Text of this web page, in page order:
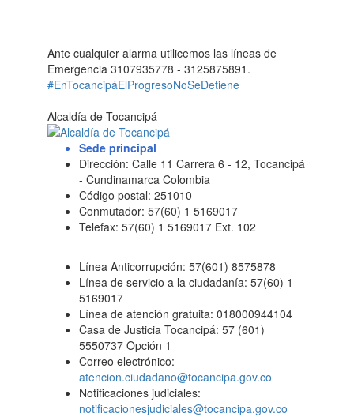
Ante cualquier alarma utilicemos las líneas de
Emergencia 3107935778 - 3125875891.
#EnTocancipáElProgresoNoSeDetiene
Alcaldía de Tocancipá
Sede principal
Dirección: Calle 11 Carrera 6 - 12, Tocancipá
- Cundinamarca Colombia
Código postal: 251010
Conmutador: 57(60) 1 5169017
Telefax: 57(60) 1 5169017 Ext. 102
Línea Anticorrupción: 57(601) 8575878
Línea de servicio a la ciudadanía: 57(60) 1
5169017
Línea de atención gratuita: 018000944104
Casa de Justicia Tocancipá: 57 (601)
5550737 Opción 1
Correo electrónico:
atencion.ciudadano@tocancipa.gov.co
Notificaciones judiciales:
notificacionesjudiciales@tocancipa.gov.co